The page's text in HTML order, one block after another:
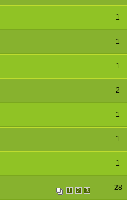
1
1
1
2
1
1
1
1 2 3 28